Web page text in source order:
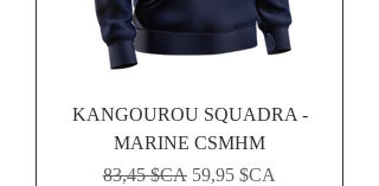
KANGOUROU SQUADRA -
MARINE CSMHM
Prix original
83,45 $CA Prix promotionnel
59,95 $CA